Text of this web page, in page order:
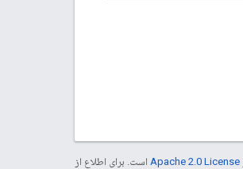
Apache 2.0 License است. برای اطلاع از